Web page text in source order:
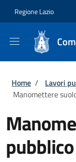
Regione Lazio
Briciole
Home / Lavori
Manomettere
pubblico